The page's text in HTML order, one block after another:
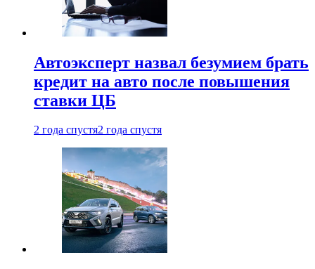
Автоэксперт назвал безумием брать
кредит на авто после повышения
ставки ЦБ
2 года спустя2 года спустя